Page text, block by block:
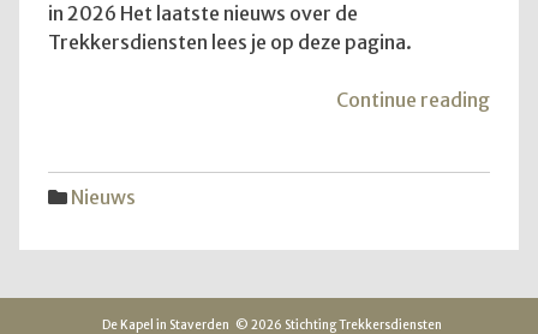
in 2026 Het laatste nieuws over de
Trekkersdiensten lees je op deze pagina.
Continue reading
Nieuws
De Kapel in Staverden © 2026 Stichting Trekkersdiensten